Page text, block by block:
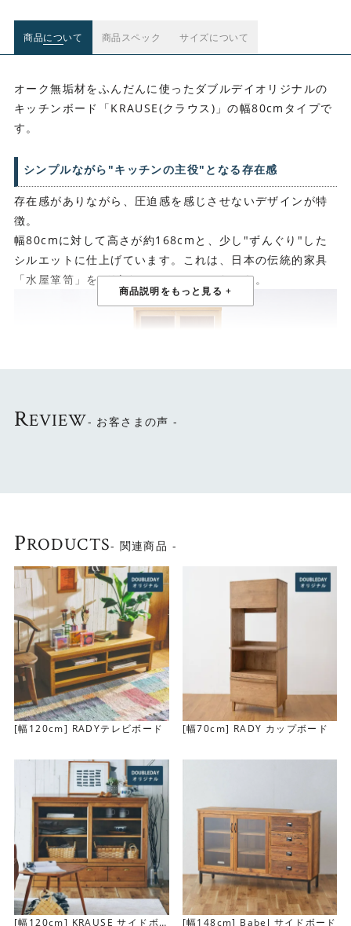
商品について 商品スペック サイズについて
オーク無垢材をふんだんに使ったダブルデイオリジナルの
キッチンボード「KRAUSE(クラウス)」の幅80cmタイプで
す。
シンプルながら"キッチンの主役"となる存在感
存在感がありながら、圧迫感を感じさせないデザインが特
徴。
幅80cmに対して高さが約168cmと、少し"ずんぐり"した
シルエットに仕上げています。これは、日本の伝統的家具
「水屋箪笥」をデザインのルーツにしたから。
日本古来のデザインをベースにしながら、上・下段ともに
クリアガラスの扉にすることで抜け感を出して圧迫感をな
くし、スタイリッシュな印象に仕上げています。
扉のフレームや取っ手などのディテールも極力シンプルに
仕上げています。
REVIEW- お客さまの声 -
PRODUCTS- 関連商品 -
[幅120cm] RADYテレビボード [幅70cm] RADY カップボード
[幅120cm] KRAUSE サイドボ [幅148cm] Babel サイドボード